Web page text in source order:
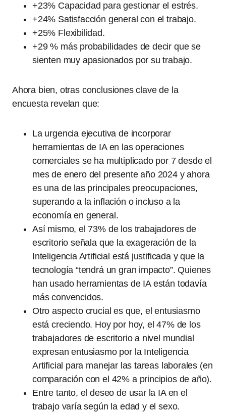
+23% Capacidad para gestionar el estrés.
+24% Satisfacción general con el trabajo.
+25% Flexibilidad.
+29 % más probabilidades de decir que se
sienten muy apasionados por su trabajo.
Ahora bien, otras conclusiones clave de la
encuesta revelan que:
La urgencia ejecutiva de incorporar
herramientas de IA en las operaciones
comerciales se ha multiplicado por 7 desde el
mes de enero del presente año 2024 y ahora
es una de las principales preocupaciones,
superando a la inflación o incluso a la
economía en general.
Así mismo, el 73% de los trabajadores de
escritorio señala que la exageración de la
Inteligencia Artificial está justificada y que la
tecnología “tendrá un gran impacto”. Quienes
han usado herramientas de IA están todavía
más convencidos.
Otro aspecto crucial es que, el entusiasmo
está creciendo. Hoy por hoy, el 47% de los
trabajadores de escritorio a nivel mundial
expresan entusiasmo por la Inteligencia
Artificial para manejar las tareas laborales (en
comparación con el 42% a principios de año).
Entre tanto, el deseo de usar la IA en el
trabajo varía según la edad y el sexo.